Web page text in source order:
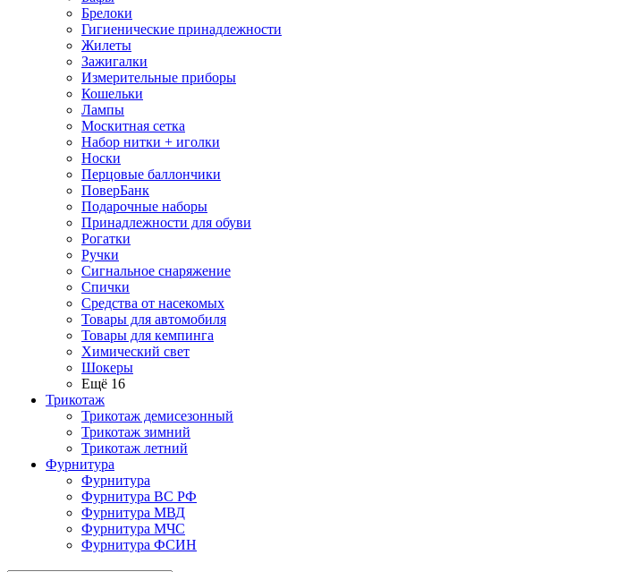
Брелоки
Гигиенические принадлежности
Жилеты
Зажигалки
Измерительные приборы
Кошельки
Лампы
Москитная сетка
Набор нитки + иголки
Носки
Перцовые баллончики
ПоверБанк
Подарочные наборы
Принадлежности для обуви
Рогатки
Ручки
Сигнальное снаряжение
Спички
Средства от насекомых
Товары для автомобиля
Товары для кемпинга
Химический свет
Шокеры
Ещё 16
Трикотаж
Трикотаж демисезонный
Трикотаж зимний
Трикотаж летний
Фурнитура
Фурнитура
Фурнитура ВС РФ
Фурнитура МВД
Фурнитура МЧС
Фурнитура ФСИН